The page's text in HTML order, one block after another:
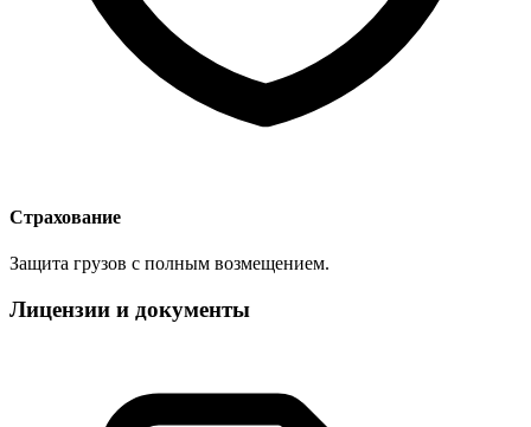
Страхование
Защита грузов с полным возмещением.
Лицензии и документы